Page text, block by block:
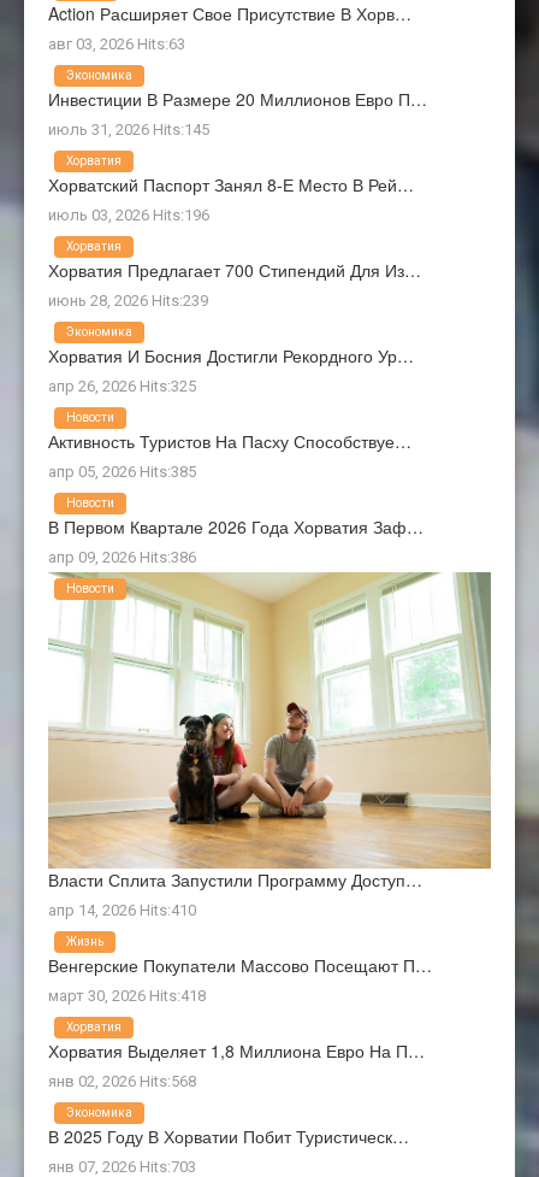
Action Расширяет Свое Присутствие В Хорв…
авг 03, 2026 Hits:63
Инвестиции В Размере 20 Миллионов Евро П…
июль 31, 2026 Hits:145
Экономика
Хорватский Паспорт Занял 8-Е Место В Рей…
июль 03, 2026 Hits:196
Хорватия
Хорватия Предлагает 700 Стипендий Для Из…
июнь 28, 2026 Hits:239
Хорватия
Хорватия И Босния Достигли Рекордного Ур…
апр 26, 2026 Hits:325
Экономика
Активность Туристов На Пасху Способствуе…
апр 05, 2026 Hits:385
Новости
В Первом Квартале 2026 Года Хорватия Заф…
апр 09, 2026 Hits:386
Новости
Власти Сплита Запустили Программу Доступ…
апр 14, 2026 Hits:410
Новости
Венгерские Покупатели Массово Посещают П…
март 30, 2026 Hits:418
Жизнь
Хорватия Выделяет 1,8 Миллиона Евро На П…
янв 02, 2026 Hits:568
Хорватия
В 2025 Году В Хорватии Побит Туристическ…
янв 07, 2026 Hits:703
Экономика